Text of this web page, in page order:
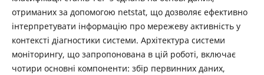
отриманих за допомогою netstat, що дозволяє ефективно
інтерпретувати інформацію про мережеву активність у
контексті діагностики системи. Архітектура системи
моніторингу, що запропонована в цій роботі, включає
чотири основні компоненти: збір первинних даних,